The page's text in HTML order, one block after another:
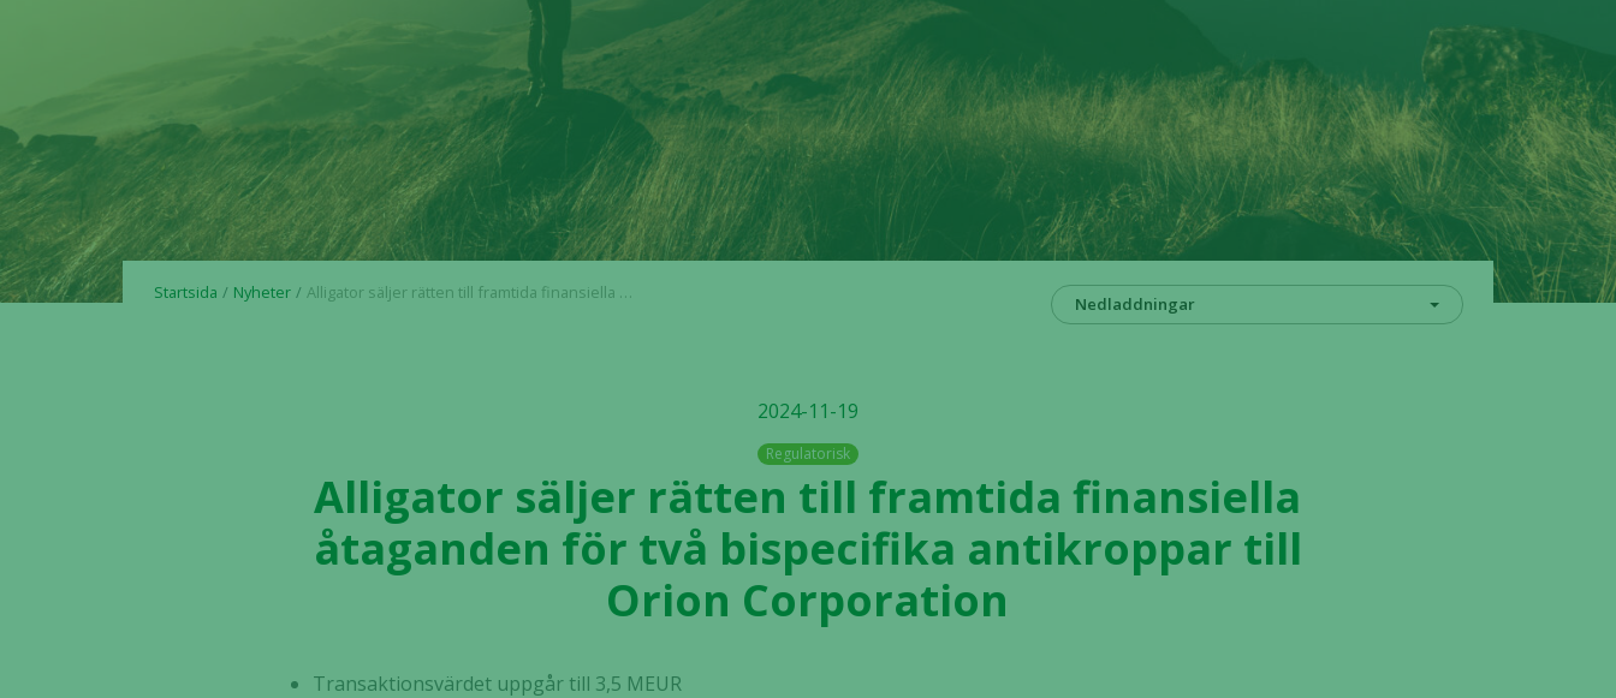
Startsida Nyheter Alligator säljer rätten till framtida finansiella åtaganden för två bispecifika antikroppar till Orion Corporation
Nedladdningar
2024-11-19
Regulatorisk
Alligator säljer rätten till framtida finansiella
åtaganden för två bispecifika antikroppar till
Orion Corporation
Transaktionsvärdet uppgår till 3,5 MEUR